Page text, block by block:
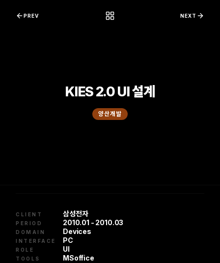
PREV NEXT
KIES 2.0 UI 설계
양산개발
CLIENT 삼성전자
PERIOD 2010.01 - 2010.03
DOMAIN Devices
INTERFACE PC
ROLE UI
TOOLS MSoffice